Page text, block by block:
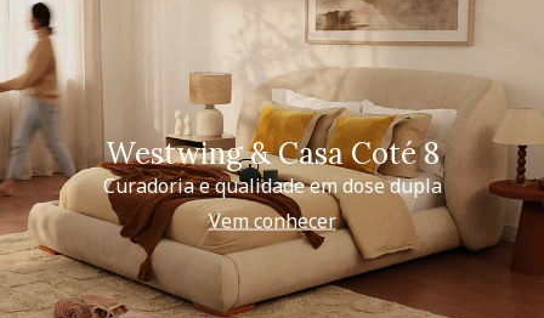
Westwing & Casa Coté 8
Curadoria e qualidade em dose dupla
Vem conhecer